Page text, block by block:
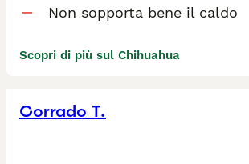
Non sopporta bene il caldo
Scopri di più sul Chihuahua
Corrado T.